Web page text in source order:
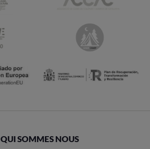
QUI SOMMES NOUS